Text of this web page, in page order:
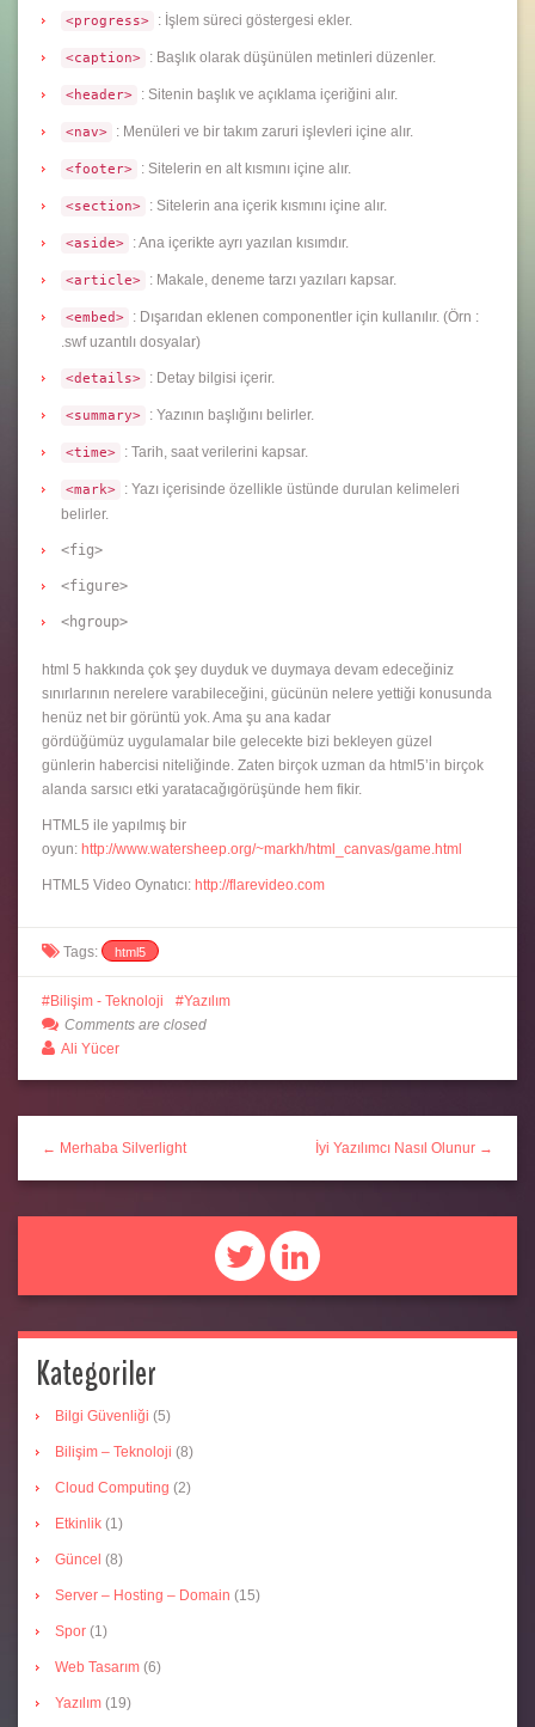
<progress> : İşlem süreci göstergesi ekler.
<caption> : Başlık olarak düşünülen metinleri düzenler.
<header> : Sitenin başlık ve açıklama içeriğini alır.
<nav> : Menüleri ve bir takım zaruri işlevleri içine alır.
<footer> : Sitelerin en alt kısmını içine alır.
<section> : Sitelerin ana içerik kısmını içine alır.
<aside> : Ana içerikte ayrı yazılan kısımdır.
<article> : Makale, deneme tarzı yazıları kapsar.
<embed>
: Dışarıdan eklenen componentler için kullanılır. (Örn :
.swf uzantılı dosyalar)
<details> : Detay bilgisi içerir.
<summary> : Yazının başlığını belirler.
<time> : Tarih, saat verilerini kapsar.
<mark>
: Yazı içerisinde özellikle üstünde durulan kelimeleri
belirler.
<fig>
<figure>
<hgroup>
html 5 hakkında çok şey duyduk ve duymaya devam edeceğiniz
sınırlarının nerelere varabileceğini, gücünün nelere yettiği konusunda
henüz net bir görüntü yok. Ama şu ana kadar
gördüğümüz uygulamalar bile gelecekte bizi bekleyen güzel
günlerin habercisi niteliğinde. Zaten birçok uzman da html5’in birçok
alanda sarsıcı etki yaratacağıgörüşünde hem fikir.
HTML5 ile yapılmış bir
oyun: http://www.watersheep.org/~markh/html_canvas/game.html
HTML5 Video Oynatıcı: http://flarevideo.com
Tags: html5
Bilişim - Teknoloji
Yazılım
Comments are closed
Ali Yücer
← Merhaba Silverlight İyi Yazılımcı Nasıl Olunur →
Kategoriler
Bilgi Güvenliği (5)
Bilişim – Teknoloji (8)
Cloud Computing (2)
Etkinlik (1)
Güncel (8)
Server – Hosting – Domain (15)
Spor (1)
Web Tasarım (6)
Yazılım (19)